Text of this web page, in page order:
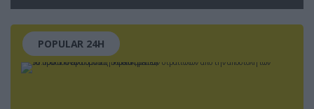
POPULAR 24H